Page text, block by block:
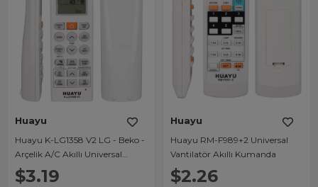
Huayu
Huayu K-LG1358 V2 LG - Beko -
Arçelik A/C Akıllı Universal
Klima Kumandası
$3.19
Huayu
Huayu RM-F989+2 Universal
Vantilatör Akıllı Kumanda
$2.26